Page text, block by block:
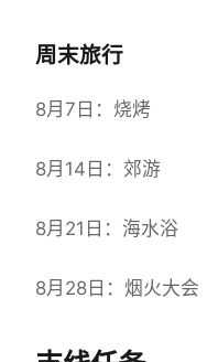
周末旅行
8月7日：烧烤
8月14日：郊游
8月21日：海水浴
8月28日：烟火大会